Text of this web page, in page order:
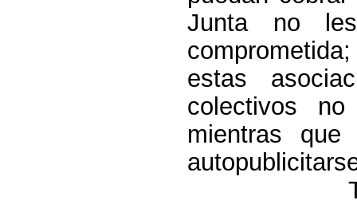
Junta no
estas
colectivos
mientras